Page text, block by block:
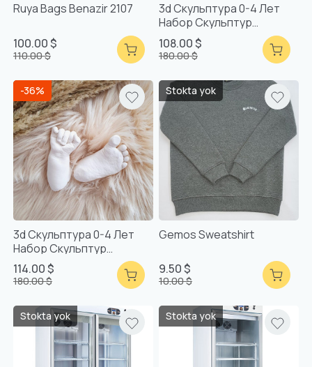
Ruya Bags Benazir 2107
100.00 $
110.00 $
3d Скульптура 0-4 Лет
Набор Скульптур
Смешанная Упаковка
108.00 $
180.00 $
-36%
3d Скульптура 0-4 Лет
Набор Скульптур
Смешанная Упаковка
114.00 $
180.00 $
Stokta yok
Gemos Sweatshirt
9.50 $
10.00 $
Stokta yok Stokta yok